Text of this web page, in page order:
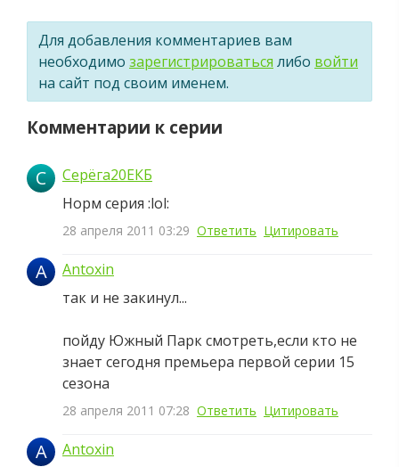
Для добавления комментариев вам
необходимо зарегистрироваться либо войти
на сайт под своим именем.
Комментарии к серии
С
Серёга20ЕКБ
Норм серия :lol:
28 апреля 2011 03:29 Ответить Цитировать
A
Antoxin
так и не закинул...
пойду Южный Парк смотреть,если кто не
знает сегодня премьера первой серии 15
сезона
28 апреля 2011 07:28 Ответить Цитировать
A
Antoxin